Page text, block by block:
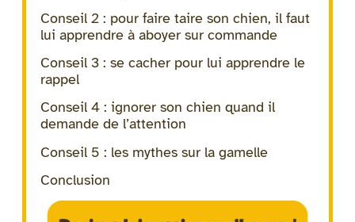
Conseil 2 : pour faire taire son chien, il faut
lui apprendre à aboyer sur commande
Conseil 3 : se cacher pour lui apprendre le
rappel
Conseil 4 : ignorer son chien quand il
demande de l’attention
Conseil 5 : les mythes sur la gamelle
Conclusion